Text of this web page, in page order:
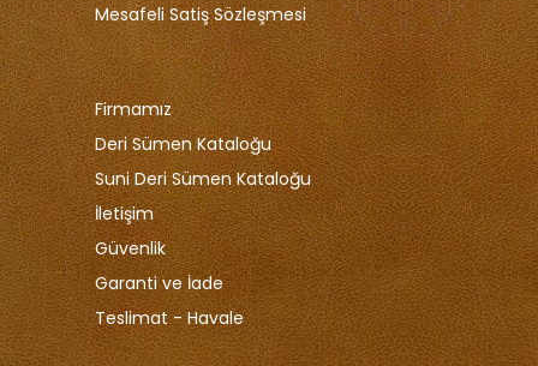
Mesafeli Satiş Sözleşmesi
Firmamız
Deri Sümen Kataloğu
Suni Deri Sümen Kataloğu
İletişim
Güvenlik
Garanti ve İade
Teslimat - Havale